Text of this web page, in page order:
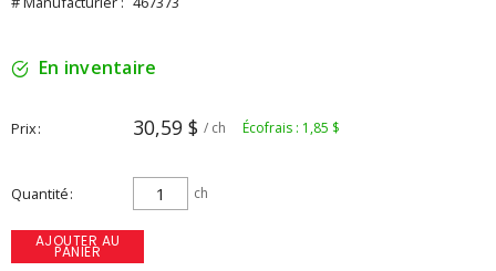
En inventaire
Prix 30,59 $ / ch Écofrais : 1,85 $
Quantité ch
AJOUTER AU
PANIER